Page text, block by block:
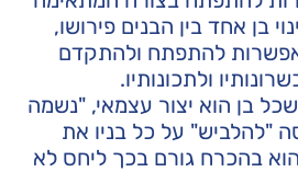
בן אחד בין הבנים פירושו,
אפשרות להתפתח ולהתקדם
ולתכונותיו.
בן הוא יצור עצמאי, "נשמה
"להלביש" על כל בניו את
הוא בהכרח גורם בכך ליחס לא